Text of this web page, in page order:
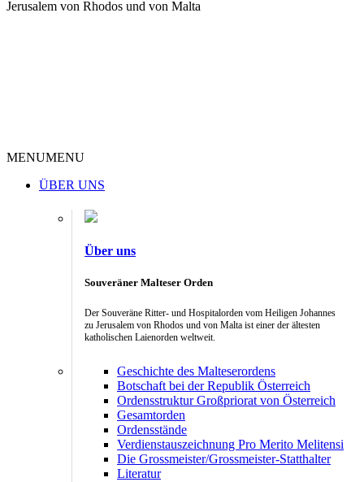
Jerusalem von Rhodos und von Malta
MENUMENU
ÜBER UNS
Über uns
Souveräner Malteser Orden
Der Souveräne Ritter- und Hospitalorden vom Heiligen Johannes
zu Jerusalem von Rhodos und von Malta ist einer der ältesten
katholischen Laienorden weltweit.
Geschichte des Malteserordens
Botschaft bei der Republik Österreich
Ordensstruktur Großpriorat von Österreich
Gesamtorden
Ordensstände
Verdienstauszeichnung Pro Merito Melitensi
Die Grossmeister/Grossmeister-Statthalter
Literatur